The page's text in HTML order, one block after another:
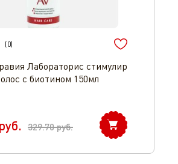
(0)
Лабораторис стимулир
с биотином 150мл
руб. 329.70руб.